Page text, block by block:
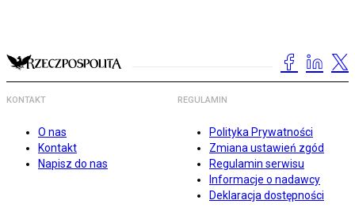
KONTAKT
O nas
Kontakt
Napisz do nas
REGULAMIN
Polityka Prywatności
Zmiana ustawień zgód
Regulamin serwisu
Informacje o nadawcy
Deklaracja dostępności